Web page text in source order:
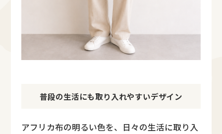
普段の生活にも取り入れやすいデザイン
アフリカ布の明るい色を、日々の生活に取り入